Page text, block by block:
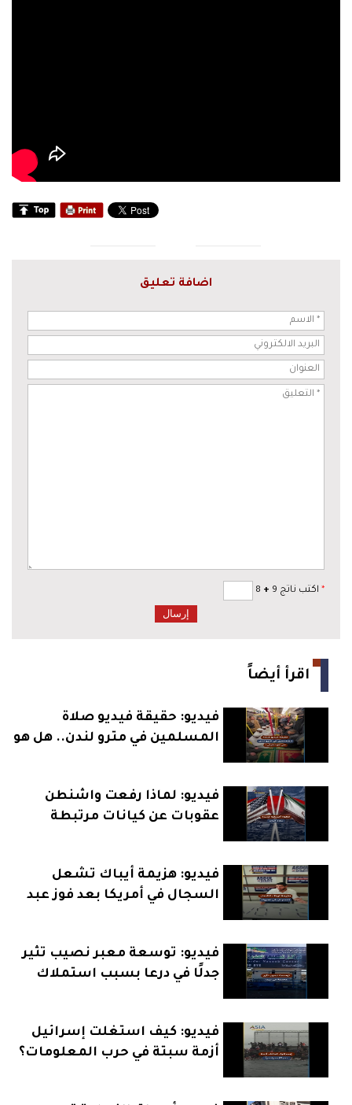
اضافة تعليق
* اكتب ناتج 9 +
اقرأ أيضاً
فيديو: حقيقة فيديو صلاة
المسلمين في مترو لندن.. هل هو
فيديو: لماذا رفعت واشنطن
عقوبات عن كيانات مرتبطة
فيديو: هزيمة أيباك تشعل
السجال في أمريكا بعد فوز عبد
فيديو: توسعة معبر نصيب تثير
جدلًا في درعا بسبب استملاك
فيديو: كيف استغلت إسرائيل
أزمة سبتة في حرب المعلومات؟